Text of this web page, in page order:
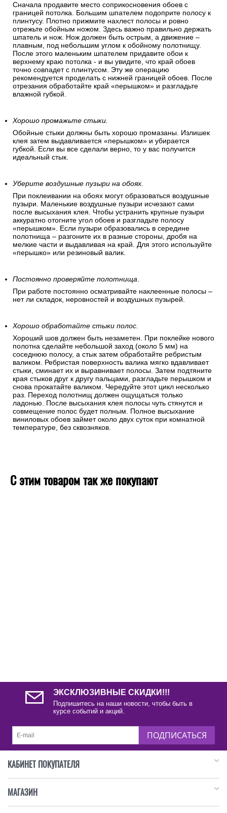
Сначала продавите место соприкосновения обоев с
границей потолка. Большим шпателем подоприте полосу к
плинтусу. Плотно прижмите нахлест полосы и ровно
отрежьте обойным ножом. Здесь важно правильно держать
шпатель и нож. Нож должен быть острым, а движение –
плавным, под небольшим углом к обойному полотнищу.
После этого маленьким шпателем придавите обои к
верхнему краю потолка - и вы увидите, что край обоев
точно совпадет с плинтусом. Эту же операцию
рекомендуется проделать с нижней границей обоев. После
отрезания обработайте край «перышком» и разгладьте
влажной губкой.
Хорошо промажьте стыки.
Обойные стыки должны быть хорошо промазаны. Излишек
клея затем выдавливается «перышком» и убирается
губкой. Если вы все сделали верно, то у вас получится
идеальный стык.
Уберите воздушные пузыри на обоях.
При поклеивании на обоях могут образоваться воздушные
пузыри. Маленькие воздушные пузыри исчезают сами
после высыхания клея. Чтобы устранить крупные пузыри
аккуратно отогните угол обоев и разгладьте полосу
«перышком». Если пузыри образовались в середине
полотнища – разгоните их в разные стороны, дробя на
мелкие части и выдавливая на край. Для этого используйте
«перышко» или резиновый валик.
Постоянно проверяйте полотнища.
При работе постоянно осматривайте наклеенные полосы –
нет ли складок, неровностей и воздушных пузырей.
Хорошо обработайте стыки полос.
Хороший шов должен быть незаметен. При поклейке нового
полотна сделайте небольшой заход (около 5 мм) на
соседнюю полосу, а стык затем обработайте ребристым
валиком. Ребристая поверхность валика мягко вдавливает
стыки, сминает их и выравнивает полосы. Затем подтяните
края стыков друг к другу пальцами, разгладьте перышком и
снова прокатайте валиком. Чередуйте этот цикл несколько
раз. Переход полотнищ должен ощущаться только
ладонью. После высыхания клея полосы чуть стянутся и
совмещение полос будет полным. Полное высыхание
виниловых обоев займет около двух суток при комнатной
температуре, без сквозняков.
С этим товаром так же покупают
ЭКСКЛЮЗИВНЫЕ СКИДКИ!!!
Подпишитесь на наши новости, чтобы быть в
курсе событий и акций.
ПОДПИСАТЬСЯ
КАБИНЕТ ПОКУПАТЕЛЯ
МАГАЗИН